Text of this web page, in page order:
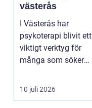
västerås
I Västerås har
psykoterapi blivit ett
viktigt verktyg för
många som söker
välmående i liv...
10 juli 2026